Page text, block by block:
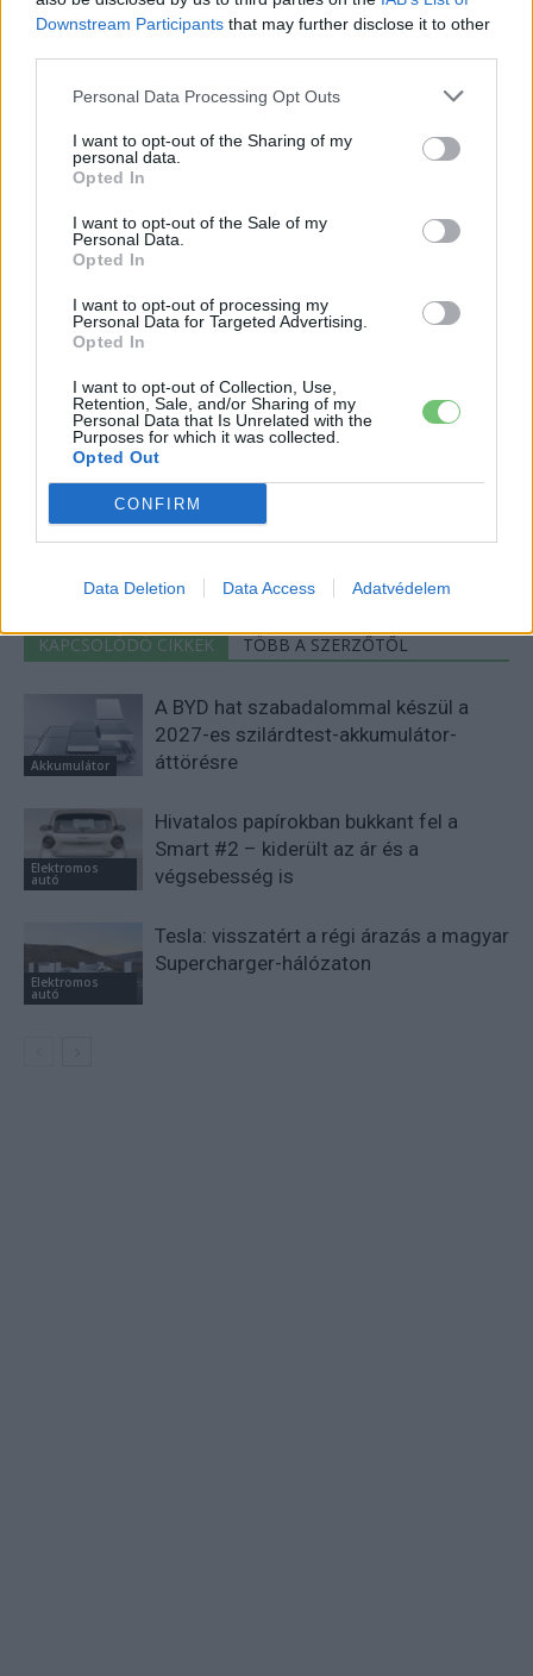
Downstream Participants that may further disclose it to other
Personal Data Processing Opt Outs
I want to opt-out of the Sharing of my
personal data.
Opted In
I want to opt-out of the Sale of my
Personal Data.
Opted In
I want to opt-out of processing my
Personal Data for Targeted Advertising.
Opted In
I want to opt-out of Collection, Use,
Retention, Sale, and/or Sharing of my
Personal Data that Is Unrelated with the
Purposes for which it was collected.
Opted Out
CONFIRM
Data Deletion Data Access Adatvédelem
CÍMKÉK e-mobilitás Elektromobilitás
Elektromos autó
e-cars.hu
Elektromosan közlekedsz, vagy a váltáson töprengsz?
Érdekelnek a legfrissebb hírek az e-autók világából, vagy
foglalkoztatnak a legújabb fejlesztések az elektromosság és a
KAPCSOLÓDÓ CIKKEK TÖBB A SZERZŐTŐL
Akkumulátor
A BYD hat szabadalommal készül a
2027-es szilárdtest-akkumulátor-
áttörésre
Elektromos
autó
Hivatalos papírokban bukkant fel a
Smart #2 – kiderült az ár és a
végsebesség is
Elektromos
autó
Tesla: visszatért a régi árazás a magyar
Supercharger-hálózaton